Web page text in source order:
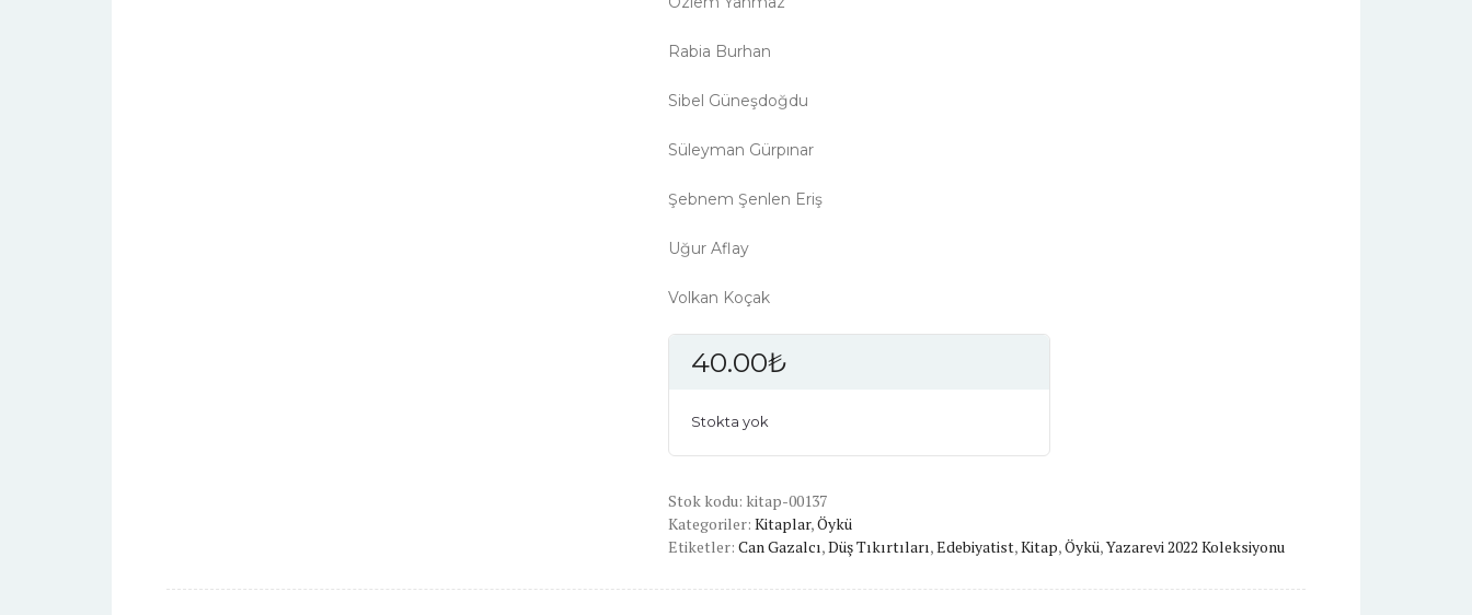
Rabia Burhan
Sibel Güneşdoğdu
Süleyman Gürpınar
Şebnem Şenlen Eriş
Uğur Aflay
Volkan Koçak
40.00₺
Stokta yok
Stok kodu: kitap-00137
Kategoriler: Kitaplar,Öykü
Etiketler: Can Gazalcı,Düş Tıkırtıları,Edebiyatist,Kitap,Öykü,Yazarevi 2022 Koleksiyonu